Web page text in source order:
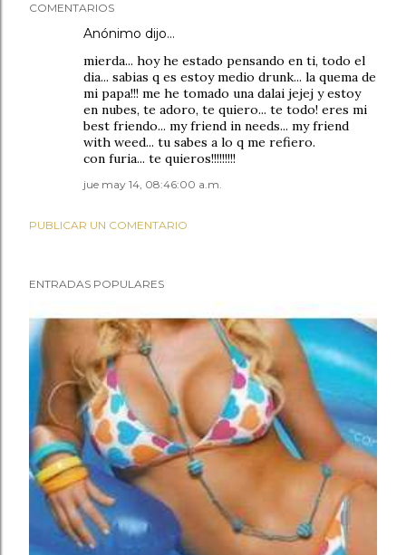
COMENTARIOS
Anónimo dijo…
mierda... hoy he estado pensando en ti, todo el
dia... sabias q es estoy medio drunk... la quema de
mi papa!!! me he tomado una dalai jejej y estoy
en nubes, te adoro, te quiero... te todo! eres mi
best friendo... my friend in needs... my friend
with weed... tu sabes a lo q me refiero.
con furia... te quieros!!!!!!!!!
jue may 14, 08:46:00 a.m.
PUBLICAR UN COMENTARIO
ENTRADAS POPULARES